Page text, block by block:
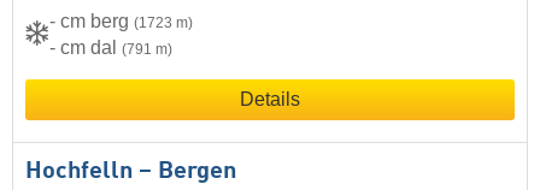
- cm berg (1723 m)
- cm dal (791 m)
Details
Hochfelln – Bergen